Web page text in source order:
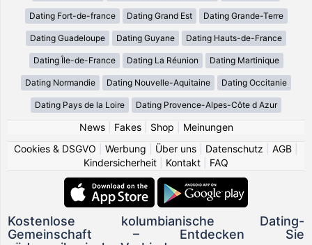
Dating Fort-de-france Dating Grand Est Dating Grande-Terre
Dating Guadeloupe Dating Guyane Dating Hauts-de-France
Dating Île-de-France Dating La Réunion Dating Martinique
Dating Normandie Dating Nouvelle-Aquitaine Dating Occitanie
Dating Pays de la Loire Dating Provence-Alpes-Côte d Azur
News| Fakes| Shop
Meinungen
Cookies & DSGVO
Werbung Über uns Datenschutz AGB
Kindersicherheit
Kontakt FAQ
Kostenlose kolumbianische Dating-
Gemeinschaft – Entdecken Sie